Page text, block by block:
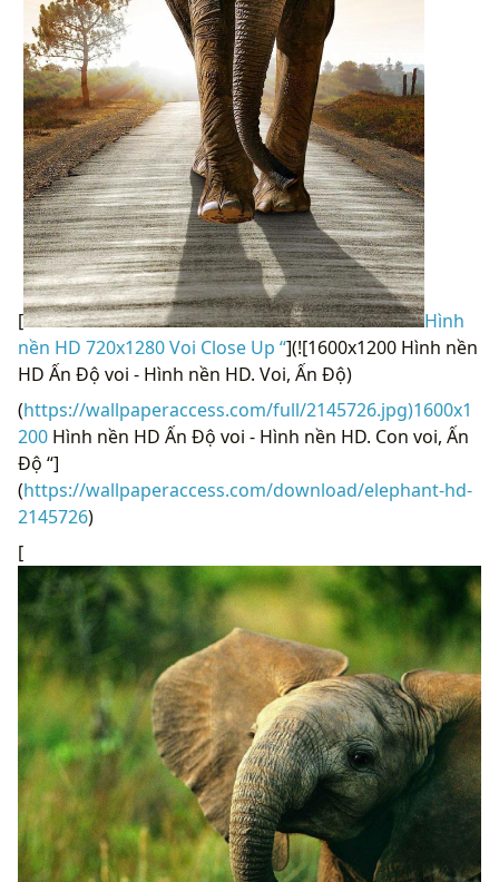
[
Hình
nền HD 720x1280 Voi Close Up “](![1600x1200 Hình nền
HD Ấn Độ voi - Hình nền HD. Voi, Ấn Độ)
(https://wallpaperaccess.com/full/2145726.jpg)1600x1
200 Hình nền HD Ấn Độ voi - Hình nền HD. Con voi, Ấn
Độ “]
(https://wallpaperaccess.com/download/elephant-hd-
2145726)
[